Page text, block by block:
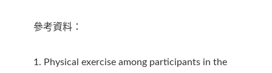
參考資料：
1. Physical exercise among participants in the